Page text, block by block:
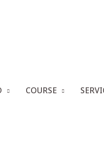
COURSE
ำโรงเรียน Nelson